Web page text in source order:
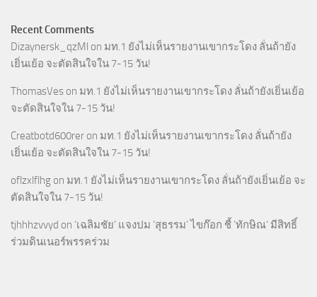
Recent Comments
Dizaynersk_qzMl on มท.1 ยังไม่เห็นรายงานเขากระโดง ลั่นถ้ายัง
เยิ่นเย้อ จะตัดสินใจใน 7-15 วัน!
ThomasVes on มท.1 ยังไม่เห็นรายงานเขากระโดง ลั่นถ้ายังเยิ่นเย้อ
จะตัดสินใจใน 7-15 วัน!
Creatbotd600rer on มท.1 ยังไม่เห็นรายงานเขากระโดง ลั่นถ้ายัง
เยิ่นเย้อ จะตัดสินใจใน 7-15 วัน!
oflzxlflhg on มท.1 ยังไม่เห็นรายงานเขากระโดง ลั่นถ้ายังเยิ่นเย้อ จะ
ตัดสินใจใน 7-15 วัน!
tjhhhzvvyd on ‘เฉลิมชัย’ แจงปม ‘สุธรรม’ ไขก๊อก ชี้ ‘ทักษิณ’ มีสิทธิ์
ร่วมดินเนอร์พรรคร่วม